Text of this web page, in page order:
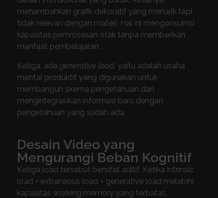
menambahkan grafik dekoratif yang menarik tapi
tidak relevan dengan materi. Hal ini mengonsumsi
kapasitas pemrosesan otak tanpa memberikan
manfaat pembelajaran.
Ketiga, ada generative load, yaitu adalah usaha
mental produktif yang digunakan untuk
membangun skema pengetahuan dan
mengintegrasikan informasi baru dengan
pengetahuan yang sudah ada.
Desain Video yang
Mengurangi Beban Kognitif
Ketiga load tersebut bersifat aditif. Ketika intrinsic
load + extraneous load + generative load melebihi
kapasitas working memory yang terbatas,